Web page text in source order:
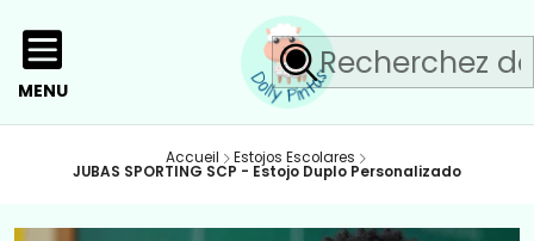
MENU
Accueil Estojos Escolares
JUBAS SPORTING SCP - Estojo Duplo Personalizado